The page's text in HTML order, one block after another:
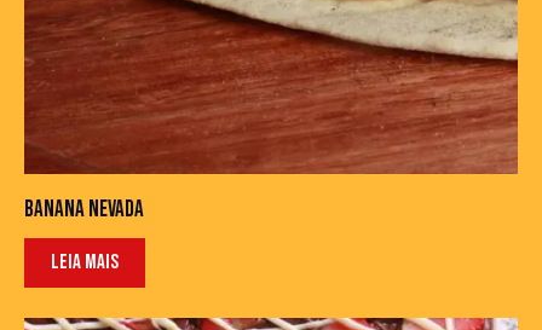
BANANA NEVADA
LEIA MAIS